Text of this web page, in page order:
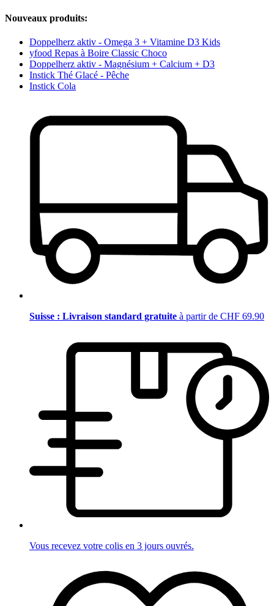
Nouveaux produits:
Doppelherz aktiv - Omega 3 + Vitamine D3 Kids
yfood Repas à Boire Classic Choco
Doppelherz aktiv - Magnésium + Calcium + D3
Instick Thé Glacé - Pêche
Instick Cola
Suisse : Livraison standard gratuite à partir de CHF 69.90
Vous recevez votre colis en 3 jours ouvrés.